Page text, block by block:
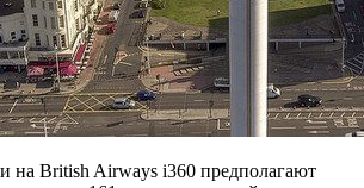
на British Airways i360 предполагают